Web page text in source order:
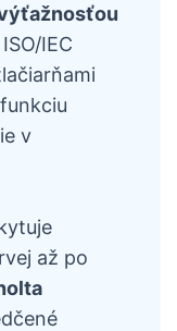
IEC
v
až po